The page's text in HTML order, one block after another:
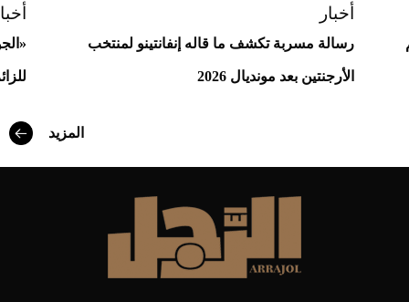
أفضل تدريج للشعر الطويل لإطلالة جريئة وعصرية
أخبار
رسالة مسربة تكشف ما قاله إنفانتينو لمنتخب
الأرجنتين بعد مونديال 2026
المزيد